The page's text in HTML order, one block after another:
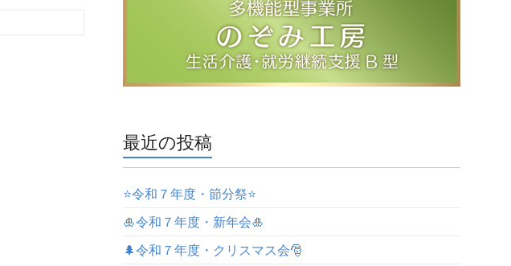
最近の投稿
⭐️令和７年度・節分祭⭐️
🎍令和７年度・新年会🎍
🌲令和７年度・クリスマス会🎅